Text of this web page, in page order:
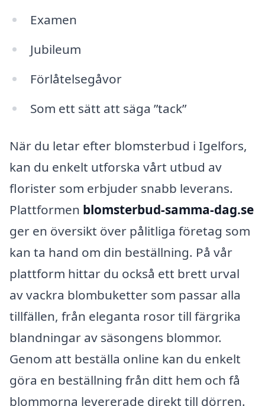
Examen
Jubileum
Förlåtelsegåvor
Som ett sätt att säga ”tack”
När du letar efter blomsterbud i Igelfors,
kan du enkelt utforska vårt utbud av
florister som erbjuder snabb leverans.
Plattformen blomsterbud-samma-dag.se
ger en översikt över pålitliga företag som
kan ta hand om din beställning. På vår
plattform hittar du också ett brett urval
av vackra blombuketter som passar alla
tillfällen, från eleganta rosor till färgrika
blandningar av säsongens blommor.
Genom att beställa online kan du enkelt
göra en beställning från ditt hem och få
blommorna levererade direkt till dörren.